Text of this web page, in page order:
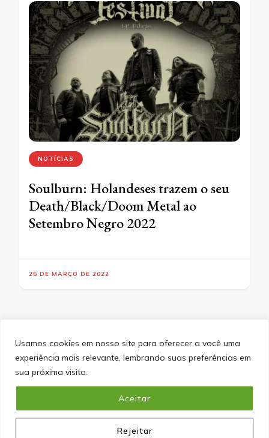
Usamos cookies em nosso site para oferecer a você uma
experiência mais relevante, lembrando suas preferências em
sua próxima visita.
Rejeitar
Aceitar
NOTÍCIAS
Soulburn: Holandeses trazem o seu
Death/Black/Doom Metal ao
Setembro Negro 2022
25 DE MARÇO DE 2022
&cópia; Direitos Autorais 2026Portal do Inferno
direitos reservados.Blossom PinIt | Desenvolvido por
Blossom Themes. Desenvolvido porWordPress.Política
de Privacidade
SITEMAP POLÍTICA DE PRIVACIDADE
EQUIPE